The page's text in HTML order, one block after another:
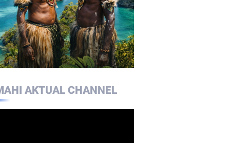
AKTUAL CHANNEL